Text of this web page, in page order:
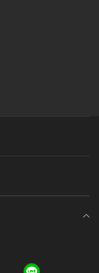
て見える場合があ
などの環境により、